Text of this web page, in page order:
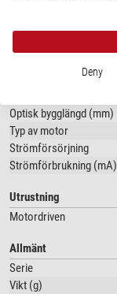
Optisk bygglängd (mm)
Typ av motor
Strömförsörjning
Strömförbrukning (mA)
Utrustning
Motordriven
Allmänt
Serie
Vikt (g)
Deny